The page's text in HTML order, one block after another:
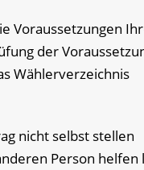
Voraussetzungen
der
Wählerverzeichnis
nicht selbst stellen
Person helfen